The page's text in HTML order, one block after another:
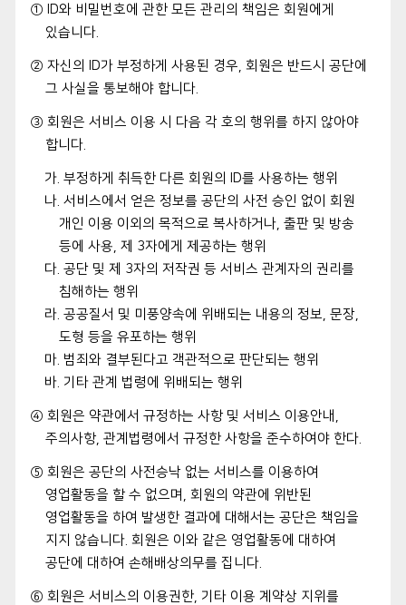
① ID와 비밀번호에 관한 모든 관리의 책임은 회원에게
있습니다.
② 자신의 ID가 부정하게 사용된 경우, 회원은 반드시 공단에
그 사실을 통보해야 합니다.
③ 회원은 서비스 이용 시 다음 각 호의 행위를 하지 않아야
합니다.
가. 부정하게 취득한 다른 회원의 ID를 사용하는 행위
나. 서비스에서 얻은 정보를 공단의 사전 승인 없이 회원
개인 이용 이외의 목적으로 복사하거나, 출판 및 방송
등에 사용, 제 3자에게 제공하는 행위
다. 공단 및 제 3자의 저작권 등 서비스 관계자의 권리를
침해하는 행위
라. 공공질서 및 미풍양속에 위배되는 내용의 정보, 문장,
도형 등을 유포하는 행위
마. 범죄와 결부된다고 객관적으로 판단되는 행위
바. 기타 관계 법령에 위배되는 행위
④ 회원은 약관에서 규정하는 사항 및 서비스 이용안내,
주의사항, 관계법령에서 규정한 사항을 준수하여야 한다.
⑤ 회원은 공단의 사전승낙 없는 서비스를 이용하여
영업활동을 할 수 없으며, 회원의 약관에 위반된
영업활동을 하여 발생한 결과에 대해서는 공단은 책임을
지지 않습니다. 회원은 이와 같은 영업활동에 대하여
공단에 대하여 손해배상의무를 집니다.
⑥ 회원은 서비스의 이용권한, 기타 이용 계약상 지위를